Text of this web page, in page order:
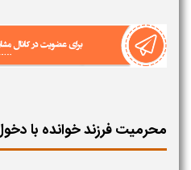
محرمیت فرزند خوانده با